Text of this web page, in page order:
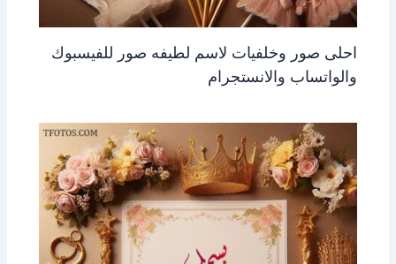
احلى صور وخلفيات لاسم لطيفه صور للفيسبوك
والواتساب والانستجرام